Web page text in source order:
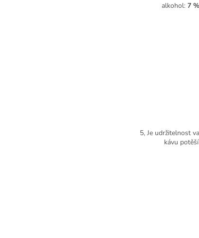
alkohol: 7
5, Je udržitelnost
kávu